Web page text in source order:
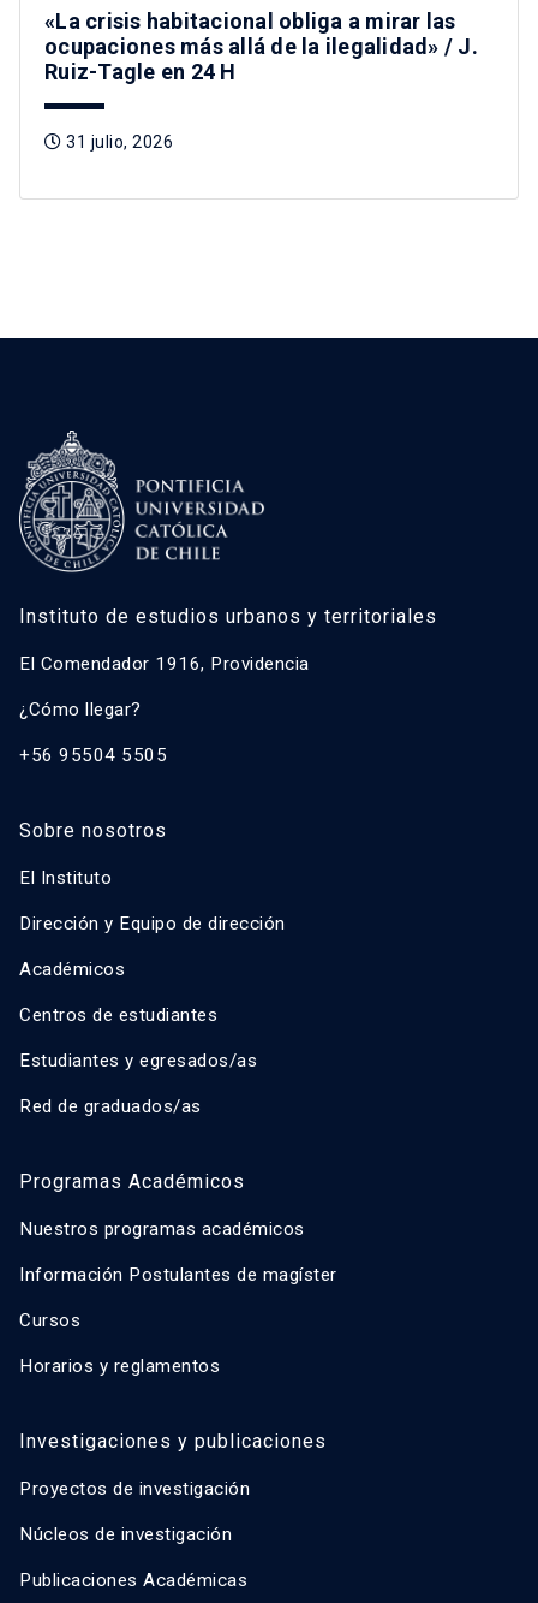
«La crisis habitacional obliga a mirar las
ocupaciones más allá de la ilegalidad» / J.
Ruiz-Tagle en 24 H
31 julio, 2026
Instituto de estudios urbanos y territoriales
El Comendador 1916, Providencia
¿Cómo llegar?
+56 95504 5505
Sobre nosotros
El Instituto
Dirección y Equipo de dirección
Académicos
Centros de estudiantes
Estudiantes y egresados/as
Red de graduados/as
Programas Académicos
Nuestros programas académicos
Información Postulantes de magíster
Cursos
Horarios y reglamentos
Investigaciones y publicaciones
Proyectos de investigación
Núcleos de investigación
Publicaciones Académicas